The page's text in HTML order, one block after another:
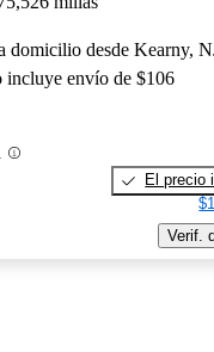
domicilio desde Kearny,
incluye envío de $106
El precio
Verif.